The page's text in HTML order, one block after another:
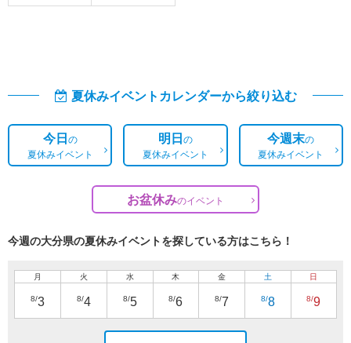
夏休みイベントカレンダーから絞り込む
今日の
夏休みイベント
明日の
夏休みイベント
今週末の
夏休みイベント
お盆休みのイベント
今週の大分県の夏休みイベントを探している方はこちら！
月
8/3
火
8/4
水
8/5
木
8/6
金
8/7
土
8/8
日
8/9